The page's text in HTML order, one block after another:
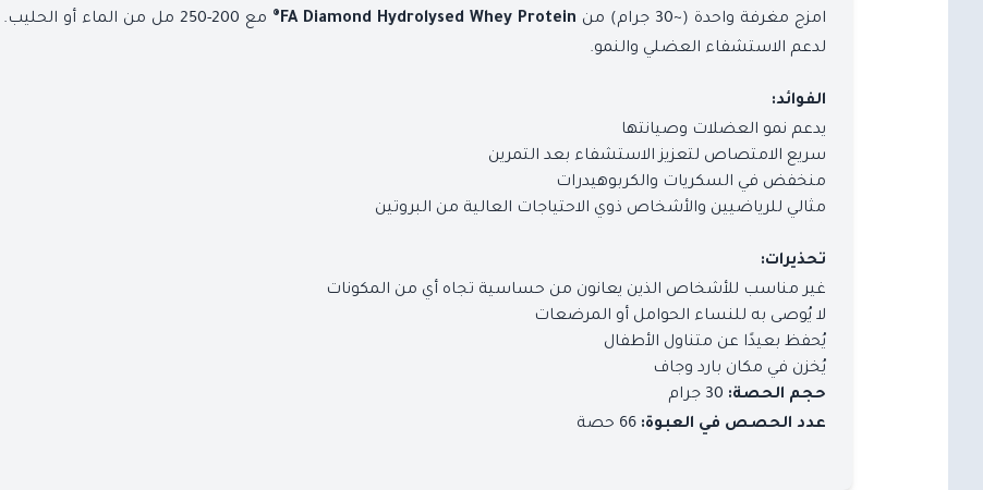
امزج مغرفة واحدة (~30 جرام) من FA Diamond Hydrolysed Whey Protein®
مع 200-250 مل من الماء أو
لدعم الاستشفاء العضلي والنمو.
الفوائد:
يدعم نمو العضلات وصيانتها
سريع الامتصاص لتعزيز الاستشفاء بعد التمرين
منخفض في السكريات والكربوهيدرات
مثالي للرياضيين والأشخاص ذوي الاحتياجات العالية من البروتين
تحذيرات:
غير مناسب للأشخاص الذين يعانون من حساسية تجاه أي من المكونات
لا يُوصى به للنساء الحوامل أو المرضعات
يُحفظ بعيدًا عن متناول الأطفال
يُخزن في مكان بارد وجاف
حجم الحصة:
عدد الحصص في العبوة: